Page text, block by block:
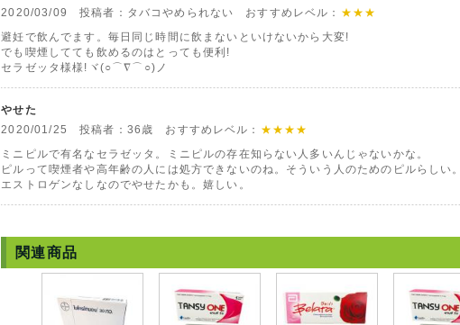
2020/03/09 投稿者：タバコやめられない おすすめレベル：
★★★
避妊で飲んでます。毎日同じ時間に飲まないといけないから大変!
でも喫煙してても飲めるのはとっても便利!
セラゼッタ様様!ヾ(○⌒∇⌒○)ノ
やせた
2020/01/25 投稿者：36歳 おすすめレベル：
★★★★
ミニピルで有名なセラゼッタ。ミニピルの存在知らない人多いんじゃないかな。
ピルって喫煙者や高年齢の人には処方できないのね。そういう人のためのピルらしい。
エストロゲンなしなのでやせたかも。嬉しい。
関連商品